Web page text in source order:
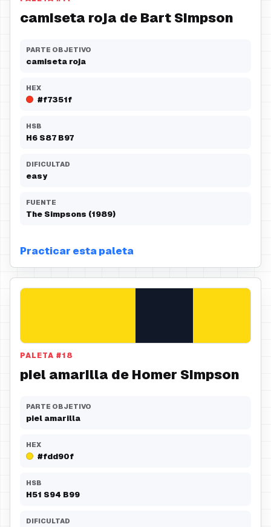
camiseta roja de Bart Simpson
PARTE OBJETIVO
camiseta roja
HEX
#f7351f
HSB
H6 S87 B97
DIFICULTAD
easy
FUENTE
The Simpsons (1989)
Practicar esta paleta
PALETA #18
piel amarilla de Homer Simpson
PARTE OBJETIVO
piel amarilla
HEX
#fdd90f
HSB
H51 S94 B99
DIFICULTAD